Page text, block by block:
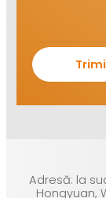
Adresă: la
Hongyuan,